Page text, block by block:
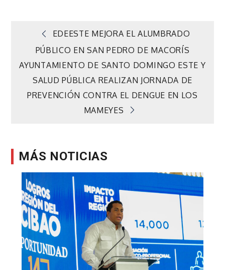
Navegación
de
entradas
EDEESTE MEJORA EL ALUMBRADO
PÚBLICO EN SAN PEDRO DE MACORÍS
AYUNTAMIENTO DE SANTO DOMINGO ESTE Y
SALUD PÚBLICA REALIZAN JORNADA DE
PREVENCIÓN CONTRA EL DENGUE EN LOS
MAMEYES
MÁS NOTICIAS